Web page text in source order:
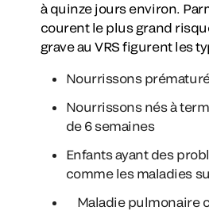
à quinze jours environ.
courent le plus grand
grave au VRS figurent les
Nourrissons
Nourrissons nés à
de 6 semaines
Enfants ayant des
comme les maladies
Maladie pulmonaire